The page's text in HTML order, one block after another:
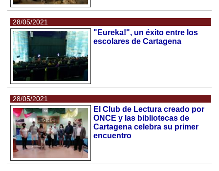
28/05/2021
"Eureka!", un éxito entre los
escolares de Cartagena
28/05/2021
El Club de Lectura creado por
ONCE y las bibliotecas de
Cartagena celebra su primer
encuentro